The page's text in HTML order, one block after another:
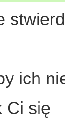
ich
Ci się